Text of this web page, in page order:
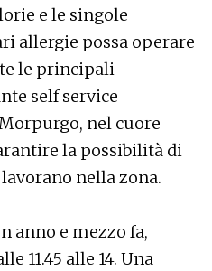
e le singole
allergie possa operare
le principali
self service
nel cuore
la possibilità di
nella zona.
anno e mezzo fa,
11.45 alle 14. Una